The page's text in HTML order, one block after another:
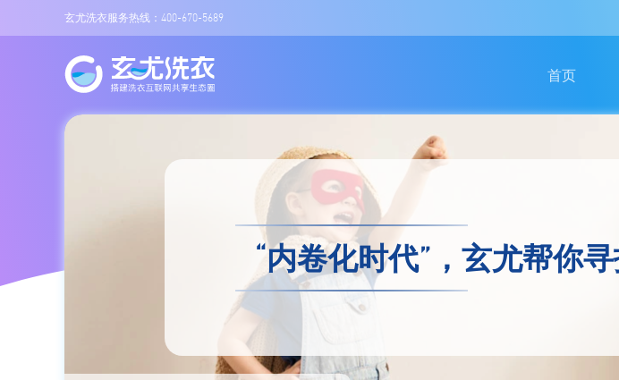
玄尤洗衣服务热线：400-670-5689
首页
“内卷化时代”，玄尤帮你